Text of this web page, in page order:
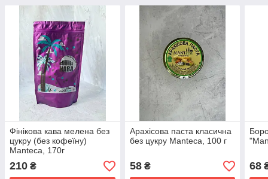
Фінікова кава мелена без
цукру (без кофеїну)
Manteca, 170г
210 ₴
Арахісова паста класична
без цукру Manteca, 100 г
58₴ 68